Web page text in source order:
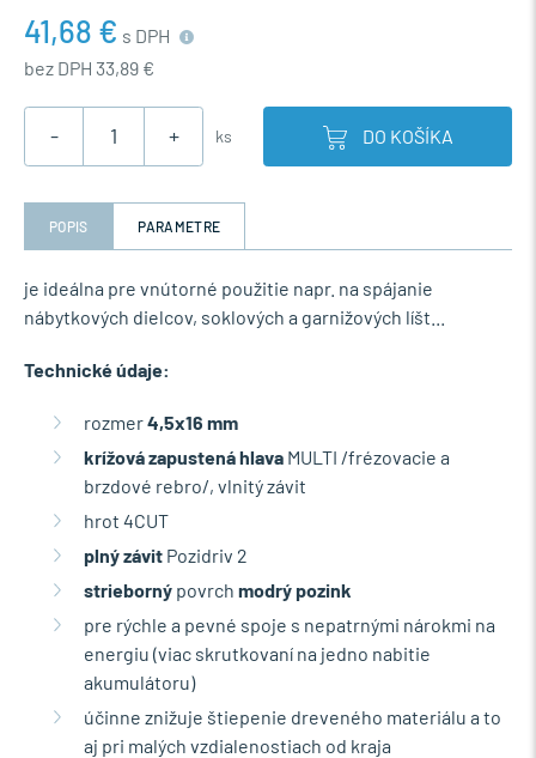
41,68 € s DPH
bez DPH 33,89 €
- + ks DO KOŠÍKA
POPIS PARAMETRE
je ideálna pre vnútorné použitie napr. na spájanie
nábytkových dielcov, soklových a garnižových líšt...
Technické údaje:
rozmer4,5x16 mm
krížová zapustená hlava MULTI /frézovacie a
brzdové rebro/, vlnitý závit
hrot 4CUT
plný závit Pozidriv 2
strieborný povrch modrý pozink
pre rýchle a pevné spoje s nepatrnými nárokmi na
energiu (viac skrutkovaní na jedno nabitie
akumulátoru)
účinne znižuje štiepenie dreveného materiálu a to
aj pri malých vzdialenostiach od kraja